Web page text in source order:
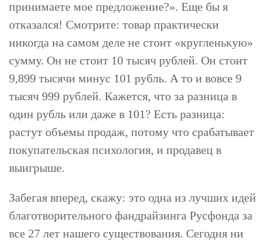
принимаете мое предложение?». Еще бы я
отказался! Смотрите: товар практически
никогда на самом деле не стоит «кругленькую»
сумму. Он не стоит 10 тысяч рублей. Он стоит
9,899 тысячи минус 101 рубль. А то и вовсе 9
тысяч 999 рублей. Кажется, что за разница в
один рубль или даже в 101? Есть разница:
растут объемы продаж, потому что срабатывает
покупательская психология, и продавец в
выигрыше.
Забегая вперед, скажу: это одна из лучших идей
благотворительного фандрайзинга Русфонда за
все 27 лет нашего существования. Сегодня ни